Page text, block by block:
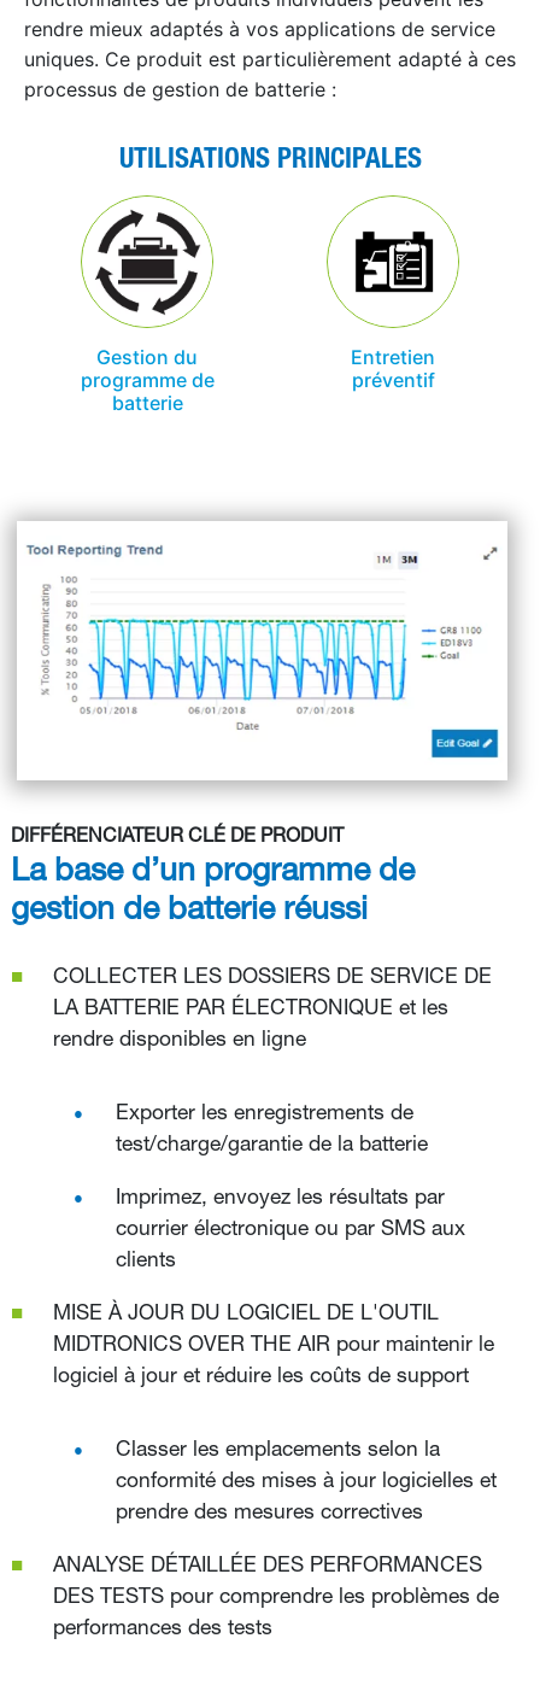
rendre mieux adaptés à vos applications de service
uniques. Ce produit est particulièrement adapté à ces
processus de gestion de batterie :
UTILISATIONS PRINCIPALES
Gestion du
programme de
batterie
Entretien
préventif
DIFFÉRENCIATEUR CLÉ DE PRODUIT
La base d’un programme de
gestion de batterie réussi
COLLECTER LES DOSSIERS DE SERVICE DE
LA BATTERIE PAR ÉLECTRONIQUE et les
rendre disponibles en ligne
Exporter les enregistrements de
test/charge/garantie de la batterie
Imprimez, envoyez les résultats par
courrier électronique ou par SMS aux
clients
MISE À JOUR DU LOGICIEL DE L'OUTIL
MIDTRONICS OVER THE AIR pour maintenir le
logiciel à jour et réduire les coûts de support
Classer les emplacements selon la
conformité des mises à jour logicielles et
prendre des mesures correctives
ANALYSE DÉTAILLÉE DES PERFORMANCES
DES TESTS pour comprendre les problèmes de
performances des tests